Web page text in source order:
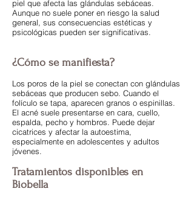
piel que afecta las glándulas sebáceas.
Aunque no suele poner en riesgo la salud
general, sus consecuencias estéticas y
psicológicas pueden ser significativas.
¿Cómo se manifiesta?
Los poros de la piel se conectan con glándulas
sebáceas que producen sebo. Cuando el
folículo se tapa, aparecen granos o espinillas.
El acné suele presentarse en cara, cuello,
espalda, pecho y hombros. Puede dejar
cicatrices y afectar la autoestima,
especialmente en adolescentes y adultos
jóvenes.
Tratamientos disponibles en
Biobella